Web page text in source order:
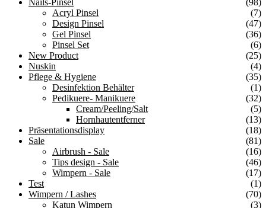
Acryl Pinsel
(7)
Design Pinsel
(47)
Gel Pinsel
(36)
Pinsel Set
(6)
New Product
(25)
Nuskin
(4)
Pflege & Hygiene
(35)
Desinfektion Behälter
(1)
Pedikuere- Manikuere
(32)
Cream/Peeling/Salt
(5)
Hornhautentferner
(13)
Präsentationsdisplay
(18)
Sale
(81)
Airbrush - Sale
(16)
Tips design - Sale
(46)
Wimpern - Sale
(17)
Test
(1)
Wimpern / Lashes
(70)
Katun Wimpern
(3)